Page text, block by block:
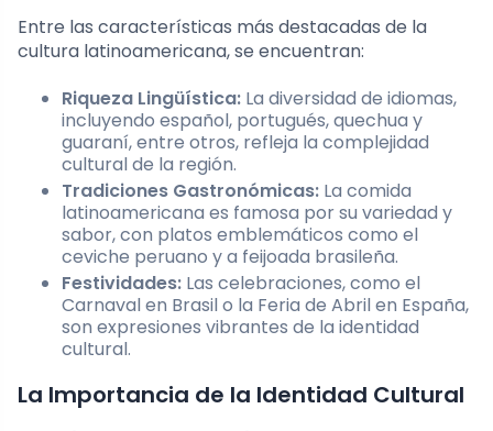
Entre las características más destacadas de la
cultura latinoamericana, se encuentran:
Riqueza Lingüística: La diversidad de idiomas,
incluyendo español, portugués, quechua y
guaraní, entre otros, refleja la complejidad
cultural de la región.
Tradiciones Gastronómicas: La comida
latinoamericana es famosa por su variedad y
sabor, con platos emblemáticos como el
ceviche peruano y a feijoada brasileña.
Festividades: Las celebraciones, como el
Carnaval en Brasil o la Feria de Abril en España,
son expresiones vibrantes de la identidad
cultural.
La Importancia de la Identidad Cultural